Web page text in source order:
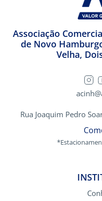
Associação
de Novo
Velha,
Rua Joaquim Pedro